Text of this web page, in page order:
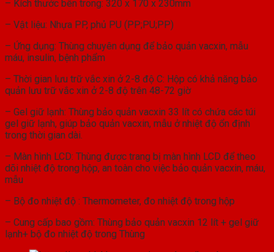
– Kích thước bên trong: 320 x 170 x 230mm
– Vật liệu: Nhựa PP, phủ PU (PP;PU;PP)
– Ứng dụng: Thùng chuyên dụng để bảo quản vacxin, mẫu
máu, insulin, bệnh phẩm
– Thời gian lưu trữ vắc xin ở 2-8 độ C: Hộp có khả năng bảo
quản lưu trữ vắc xin ở 2-8 độ trên 48-72 giờ
– Gel giữ lạnh: Thùng bảo quản vacxin 33 lít có chứa các túi
gel giữ lạnh, giúp bảo quản vacxin, mẫu ở nhiệt độ ổn định
trong thời gian dài.
– Màn hình LCD: Thùng được trang bị màn hình LCD để theo
dõi nhiệt độ trong hộp, an toàn cho việc bảo quản vacxin, máu,
mẫu
– Bộ đo nhiệt độ : Thermometer, đo nhiệt độ trong hộp
– Cung cấp bao gồm: Thùng bảo quản vacxin 12 lít + gel giữ
lạnh+ bộ đo nhiệt độ trong Thùng